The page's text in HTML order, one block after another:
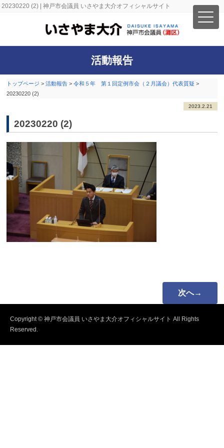
20230220 (2) | 神戸市会議員 いさやま大介オフィシャルサイト
活動報告
トップページ >活動報告 >令和５年 第１回定例市会（２月議会）代表質疑 >
20230220 (2)
2023.2.21
20230220 (2)
次へ→
Copyright © 神戸市会議員 いさやま大介オフィシャルサイト All Rights
Reserved.